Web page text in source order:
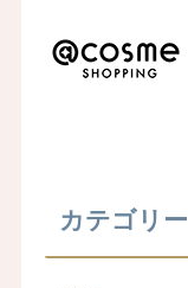
カテゴリー